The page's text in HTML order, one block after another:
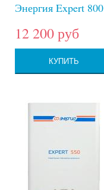
Энергия Expert 800
12 200 руб
КУПИТЬ